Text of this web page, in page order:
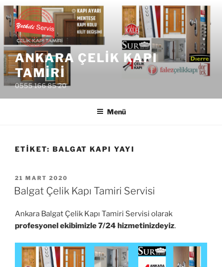
İçeriğe
geç
ANKARA ÇELIK KAPI
TAMIRI
0555 166 85 20
Menü
ETIKET: BALGAT KAPI YAYI
YAYIM
TARIHI
21 MART 2020
Balgat Çelik Kapı Tamiri Servisi
Ankara Balgat Çelik Kapı Tamiri Servisi olarak
profesyonel ekibimizle 7/24 hizmetinizdeyiz.